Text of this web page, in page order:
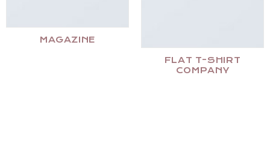
MAGAZINE
FLAT T-SHIRT
COMPANY